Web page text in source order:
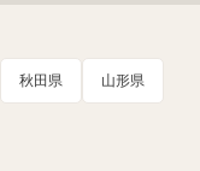
秋田県 山形県